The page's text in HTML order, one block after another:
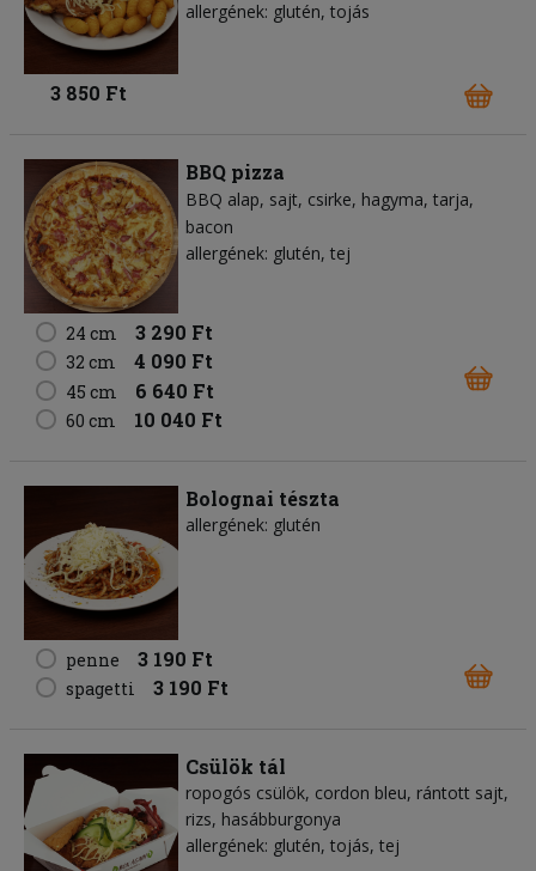
allergének: glutén, tojás
3 850 Ft
BBQ pizza
BBQ alap sajt csirke hagyma tarja
bacon
allergének: glutén, tej
24 cm 3 290 Ft
32 cm 4 090 Ft
45 cm 6 640 Ft
60 cm 10 040 Ft
Bolognai tészta
allergének: glutén
penne 3 190 Ft
spagetti 3 190 Ft
Csülök tál
ropogós csülök, cordon bleu, rántott sajt,
rizs, hasábburgonya
allergének: glutén, tojás, tej